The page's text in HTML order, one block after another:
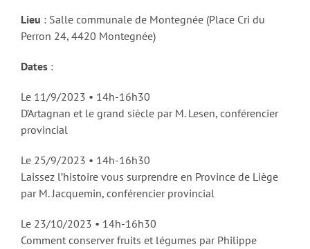
Lieu : Salle communale de Montegnée (Place Cri du
Perron 24, 4420 Montegnée)
Dates :
Le 11/9/2023 • 14h-16h30
D’Artagnan et le grand siècle par M. Lesen, conférencier
provincial
Le 25/9/2023 • 14h-16h30
Laissez l’histoire vous surprendre en Province de Liège
par M. Jacquemin, conférencier provincial
Le 23/10/2023 • 14h-16h30
Comment conserver fruits et légumes par Philippe